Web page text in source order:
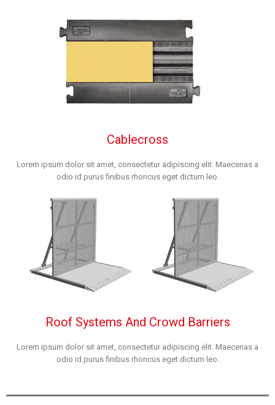
Cablecross
Lorem ipsum dolor sit amet, consectetur adipiscing elit. Maecenas a
odio id purus finibus rhoncus eget dictum leo.
Roof Systems And Crowd Barriers
Lorem ipsum dolor sit amet, consectetur adipiscing elit. Maecenas a
odio id purus finibus rhoncus eget dictum leo.